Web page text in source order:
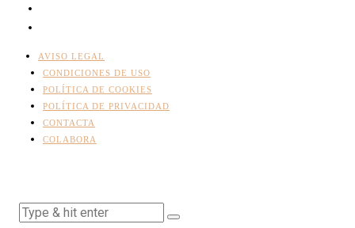
AVISO LEGAL
CONDICIONES DE USO
POLÍTICA DE COOKIES
POLÍTICA DE PRIVACIDAD
CONTACTA
COLABORA